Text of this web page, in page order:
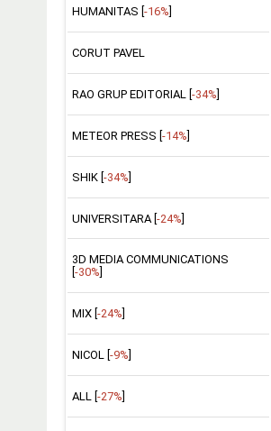
HUMANITAS [ -16%
CORUT PAVEL
RAO GRUP EDITORIAL [ -34%
METEOR PRESS [ -14%
SHIK [-34%]
UNIVERSITARA [-24%]
3D MEDIA COMMUNICATIONS
-30%
MIX [ -24%
NICOL [ -9%
ALL [ -27%